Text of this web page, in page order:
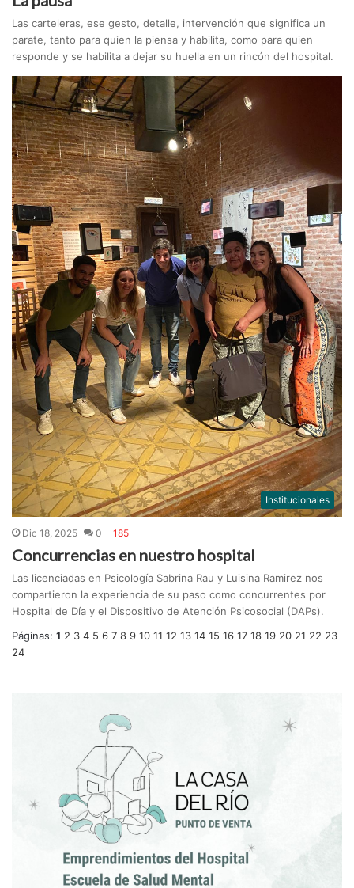
Las carteleras, ese gesto, detalle, intervención que significa un
parate, tanto para quien la piensa y habilita, como para quien
responde y se habilita a dejar su huella en un rincón del hospital.
Institucionales
Dic 18, 2025 0 185
Concurrencias en nuestro hospital
Las licenciadas en Psicología Sabrina Rau y Luisina Ramirez nos
compartieron la experiencia de su paso como concurrentes por
Hospital de Día y el Dispositivo de Atención Psicosocial (DAPs).
Páginas: 1 2 3 4 5 6 7 8 9 10 11 12 13 14 15 16 17 18 19 20 21 22 23
24